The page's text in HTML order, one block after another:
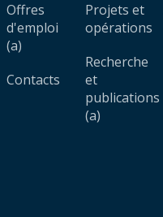
Offres
d'emploi
(a)
Contacts
Projets et
opérations
Recherche
et
publications
(a)